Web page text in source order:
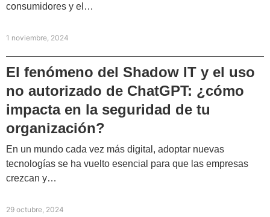
consumidores y el…
1 noviembre, 2024
El fenómeno del Shadow IT y el uso
no autorizado de ChatGPT: ¿cómo
impacta en la seguridad de tu
organización?
En un mundo cada vez más digital, adoptar nuevas
tecnologías se ha vuelto esencial para que las empresas
crezcan y…
29 octubre, 2024